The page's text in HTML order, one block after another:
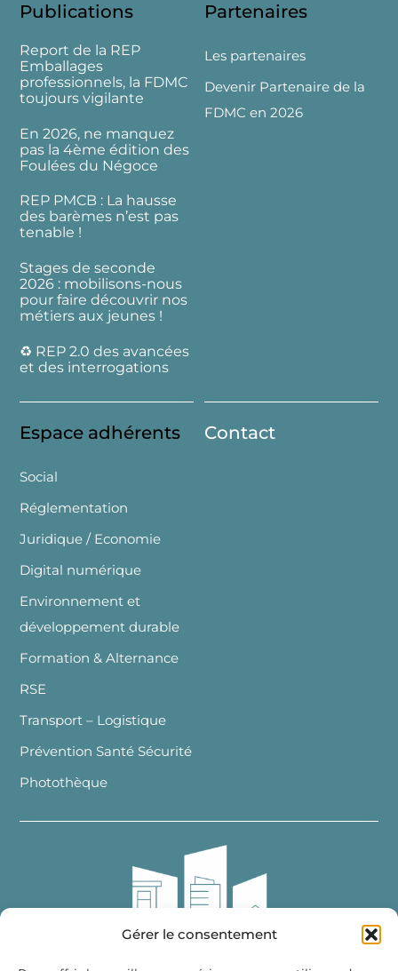
Gérer le consentement
Publications
Report de la REP
Emballages
professionnels, la FDMC
toujours vigilante
En 2026, ne manquez
pas la 4ème édition des
Foulées du Négoce
REP PMCB : La hausse
des barèmes n’est pas
tenable !
Stages de seconde
2026 : mobilisons-nous
pour faire découvrir nos
métiers aux jeunes !
♻️ REP 2.0 des avancées
et des interrogations
Partenaires
Les partenaires
Devenir Partenaire de la
FDMC en 2026
Espace adhérents
Social
Réglementation
Juridique / Economie
Digital numérique
Environnement et
développement durable
Formation & Alternance
RSE
Transport – Logistique
Prévention Santé Sécurité
Photothèque
Contact